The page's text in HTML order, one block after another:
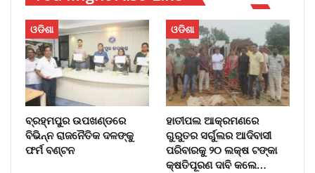
ଓଡିଶା
ବ୍ରହ୍ମପୁର ଉପଖଣ୍ଡରେ
ବିଭିନ୍ନ ରାଜନୈତିକ ଦଳଙ୍କୁ
ଫର୍ମ ବଣ୍ଟନ
ଓଡିଶା
ହାତୀପଲ ଆକ୍ରମଣରେ
ଗୁରୁତର ସର୍ଗୁଲର ଆଦିବାସୀ
ପରିବାରକୁ ୨୦ ଲକ୍ଷ ଟଙ୍କା
କ୍ଷତିପୂରଣ ଦାବି କଲେ…